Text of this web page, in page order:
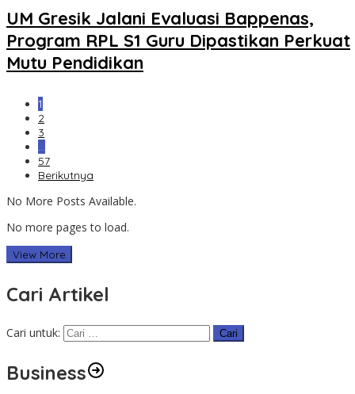
UM Gresik Jalani Evaluasi Bappenas,
Program RPL S1 Guru Dipastikan Perkuat
Mutu Pendidikan
1
2
3
…
57
Berikutnya
No More Posts Available.
No more pages to load.
View More
Cari Artikel
Cari untuk:
Business